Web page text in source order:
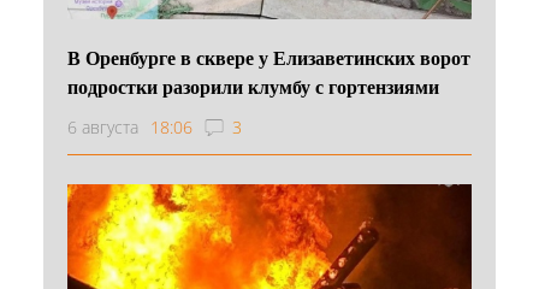
В Оренбурге в сквере у Елизаветинских ворот
подростки разорили клумбу с гортензиями
6 августа 18:06 3